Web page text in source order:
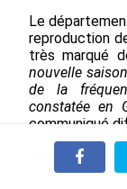
Après 5 ans à
Olivier Cotta
générale de...
le 05/08/2026
En juin 2026, les
consommation
À la une
Le
reproduction
très marqué
nouvelle
de la
constatée en
communiqué
Trois
tortue verte,